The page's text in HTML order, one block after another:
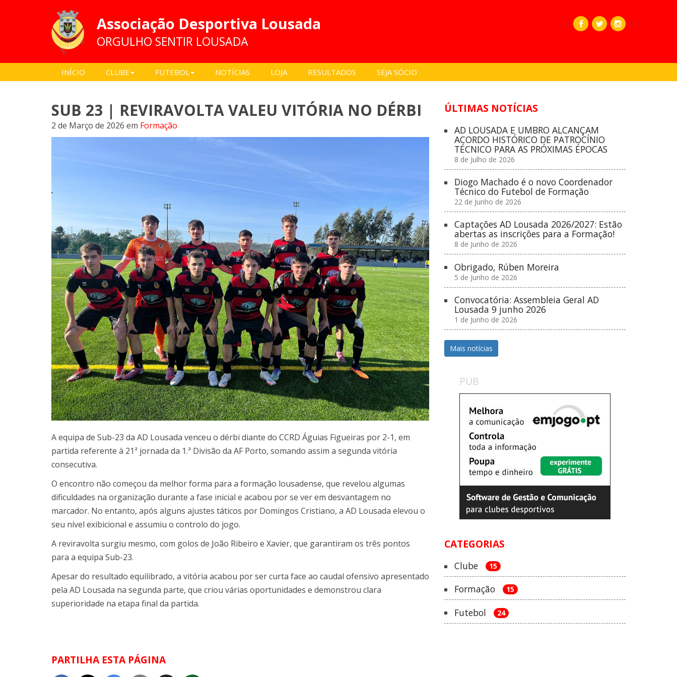
Associação Desportiva Lousada
ORGULHO SENTIR LOUSADA
INÍCIO CLUBE FUTEBOL NOTÍCIAS LOJA RESULTADOS SEJA SÓCIO
SUB 23 | REVIRAVOLTA VALEU VITÓRIA NO DÉRBI
2 de Março de 2026 em Formação
A equipa de Sub-23 da AD Lousada venceu o dérbi diante do CCRD Águias Figueiras por 2-1, em
partida referente à 21ª jornada da 1.ª Divisão da AF Porto, somando assim a segunda vitória
consecutiva.
O encontro não começou da melhor forma para a formação lousadense, que revelou algumas
dificuldades na organização durante a fase inicial e acabou por se ver em desvantagem no
marcador. No entanto, após alguns ajustes táticos por Domingos Cristiano, a AD Lousada elevou o
seu nível exibicional e assumiu o controlo do jogo.
A reviravolta surgiu mesmo, com golos de João Ribeiro e Xavier, que garantiram os três pontos
para a equipa Sub-23.
Apesar do resultado equilibrado, a vitória acabou por ser curta face ao caudal ofensivo apresentado
pela AD Lousada na segunda parte, que criou várias oportunidades e demonstrou clara
superioridade na etapa final da partida.
PARTILHA ESTA PÁGINA
ÚLTIMAS NOTÍCIAS
AD LOUSADA E UMBRO ALCANÇAM
ACORDO HISTÓRICO DE PATROCÍNIO
TÉCNICO PARA AS PRÓXIMAS ÉPOCAS
8 de Julho de 2026
Diogo Machado é o novo Coordenador
Técnico do Futebol de Formação
22 de Junho de 2026
Captações AD Lousada 2026/2027: Estão
abertas as inscrições para a Formação!
8 de Junho de 2026
Obrigado, Rúben Moreira
5 de Junho de 2026
Convocatória: Assembleia Geral AD
Lousada 9 junho 2026
1 de Junho de 2026
Mais notícias
PUB
CATEGORIAS
Clube 15
Formação 15
Futebol 24